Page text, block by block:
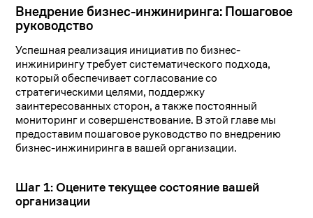
Внедрение бизнес-инжиниринга: Пошаговое
руководство
Успешная реализация инициатив по бизнес-
инжинирингу требует систематического подхода,
который обеспечивает согласование со
стратегическими целями, поддержку
заинтересованных сторон, а также постоянный
мониторинг и совершенствование. В этой главе мы
предоставим пошаговое руководство по внедрению
бизнес-инжиниринга в вашей организации.
Шаг 1: Оцените текущее состояние вашей
организации